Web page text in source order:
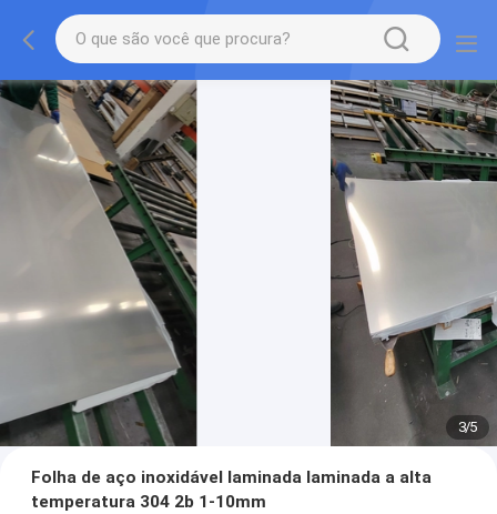
3/5
Folha de aço inoxidável laminada laminada a alta
temperatura 304 2b 1-10mm